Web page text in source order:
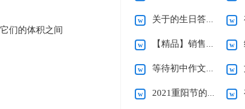
们的体积之间
关于的生日答谢词范文合集9篇
【精品】销售合同范文集锦六篇
等待初中作文(15篇)
2021重阳节的优秀致辞（精选6篇）